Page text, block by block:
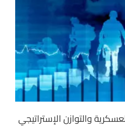
والتوازن الإستراتيجي